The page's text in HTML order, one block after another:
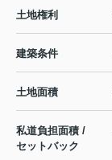
土地権利
建築条件
土地面積
私道負担面積 /
セットバック